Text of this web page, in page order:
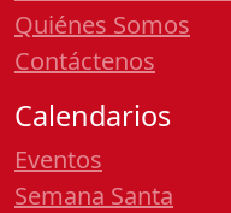
Quiénes Somos
Contáctenos
Calendarios
Eventos
Semana Santa